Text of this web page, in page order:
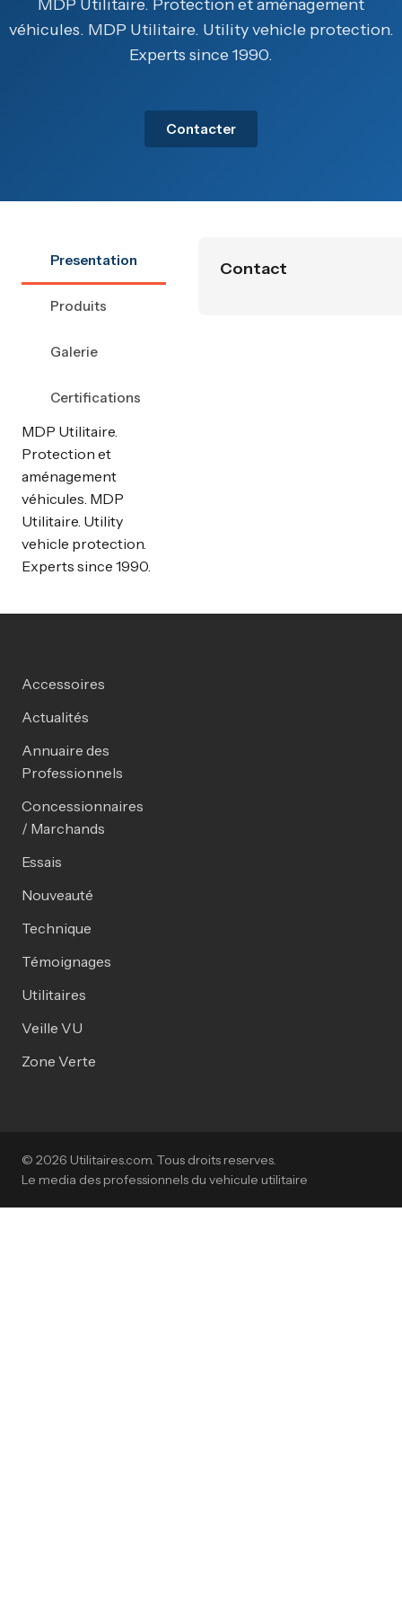
MDP Utilitaire. Protection et aménagement
véhicules. MDP Utilitaire. Utility vehicle protection.
Experts since 1990.
Contacter
Presentation
Produits
Galerie
Certifications
MDP Utilitaire.
Protection et
aménagement
véhicules. MDP
Utilitaire. Utility
vehicle protection.
Experts since 1990.
Contact
Accessoires
Actualités
Annuaire des
Professionnels
Concessionnaires
/ Marchands
Essais
Nouveauté
Technique
Témoignages
Utilitaires
Veille VU
Zone Verte
© 2026 Utilitaires.com. Tous droits reserves.
Le media des professionnels du vehicule utilitaire